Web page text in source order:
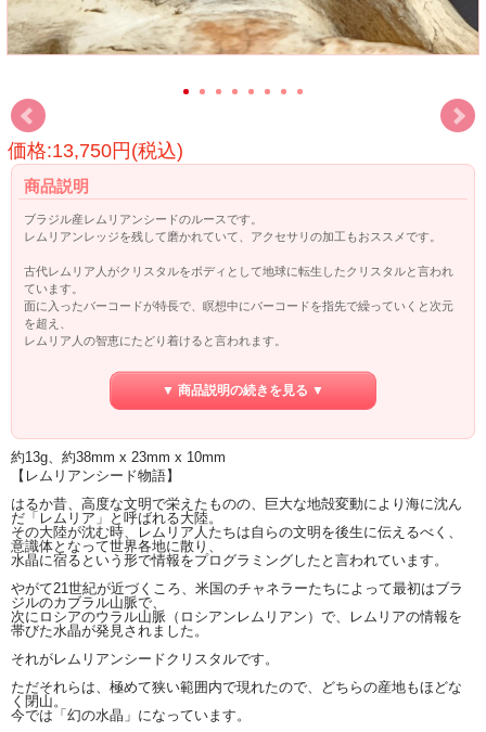
価格:13,750円(税込)
商品説明
ブラジル産レムリアンシードのルースです。
レムリアンレッジを残して磨かれていて、アクセサリの加工もおススメです。
古代レムリア人がクリスタルをボディとして地球に転生したクリスタルと言われ
ています。
面に入ったバーコードが特長で、瞑想中にバーコードを指先で繰っていくと次元
を超え、
レムリア人の智恵にたどり着けると言われます。
レムリアンシードの情報につては、ページ下部をご覧ください。
▼ 商品説明の続きを見る ▼
約13g、約38mm x 23mm x 10mm
【レムリアンシード物語】
はるか昔、高度な文明で栄えたものの、巨大な地殻変動により海に沈ん
だ「レムリア」と呼ばれる大陸。
その大陸が沈む時、レムリア人たちは自らの文明を後生に伝えるべく、
意識体となって世界各地に散り、
水晶に宿るという形で情報をプログラミングしたと言われています。
やがて21世紀が近づくころ、米国のチャネラーたちによって最初はブラ
ジルのカブラル山脈で、
次にロシアのウラル山脈（ロシアンレムリアン）で、レムリアの情報を
帯びた水晶が発見されました。
それがレムリアンシードクリスタルです。
ただそれらは、極めて狭い範囲内で現れたので、どちらの産地もほどな
く閉山。
今では「幻の水晶」になっています。